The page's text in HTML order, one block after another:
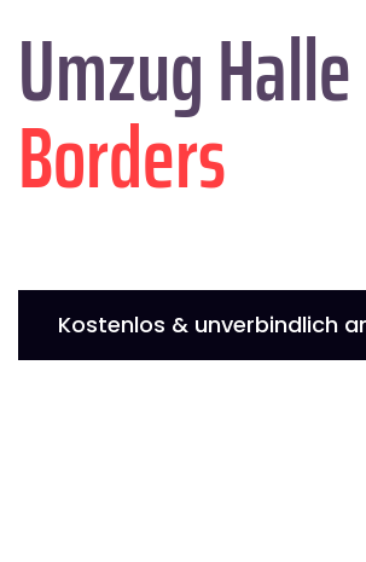
Umzug
Borders
Kostenlos & unverbindlich